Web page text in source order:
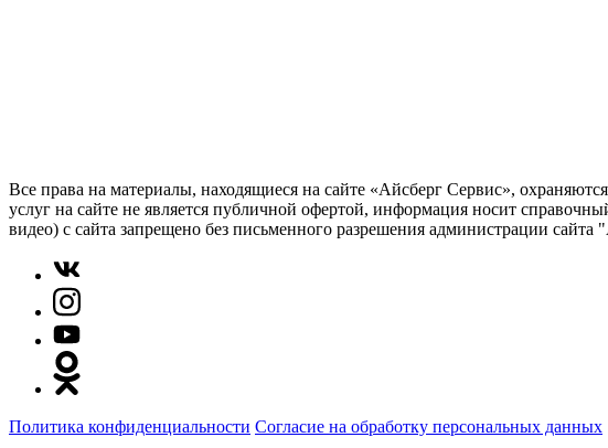
Все права на материалы, находящиеся на сайте «Айсберг Сервис»,
услуг на сайте не является публичной офертой, информация носит
видео) с сайта запрещено без письменного разрешения администрации сайта
Политика конфиденциальности Согласие на обработку персональных данных